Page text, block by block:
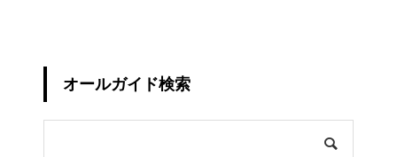
オールガイド検索